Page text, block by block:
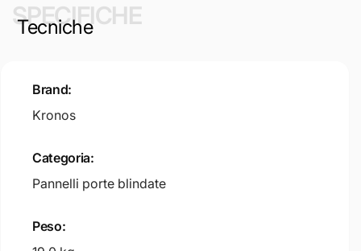
SPECIFICHE
Tecniche
Brand:
Kronos
Categoria:
Pannelli porte blindate
Peso: